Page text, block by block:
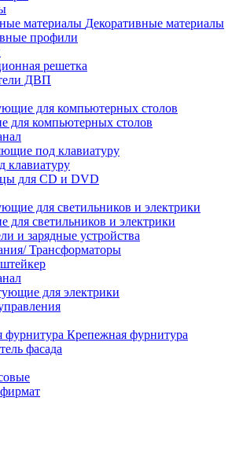
Декоративные материалы
профили
решетка
ДВП
для компьютерных столов
под клавиатуру
клавиатуру
для CD и DVD
для светильников и электрики
и зарядные устройства
Трансформаторы
для электрики
Крепежная фурнитура
фасада